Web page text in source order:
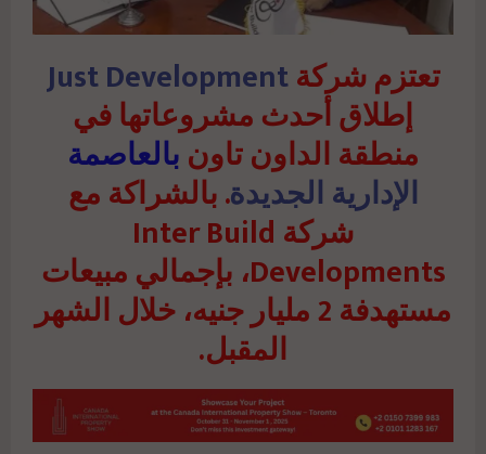
تعتزم شركةJust Development
إطلاق أحدث مشروعاتها في
منطقة الداون تاونبالعاصمة
الإدارية الجديدة. بالشراكة مع
شركة Inter Build
Developments، بإجمالي مبيعات
مستهدفة 2 مليار جنيه، خلال الشهر
المقبل.